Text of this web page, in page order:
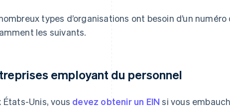
types d’organisations ont besoin d’un
les suivants.
employant du personnel
États-Unis, vous devez obtenir un EIN si vous